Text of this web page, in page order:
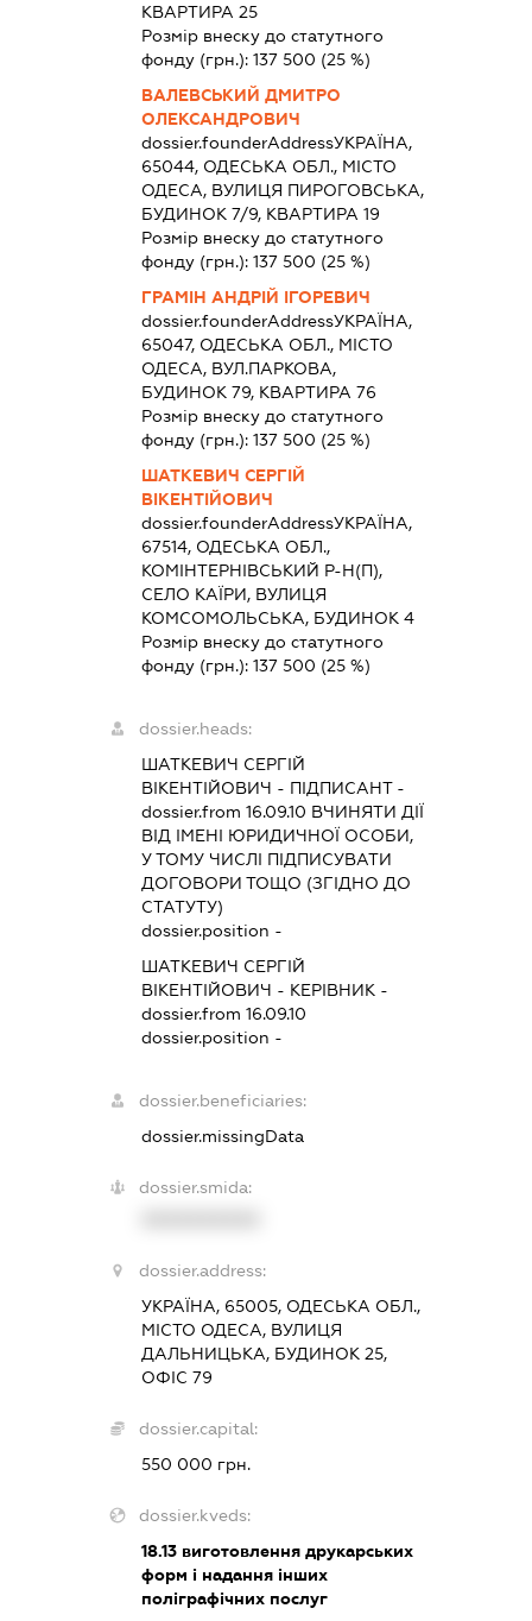
КВАРТИРА 25
Розмір внеску до статутного
фонду (грн.): 137 500 (25 %)
ВАЛЕВСЬКИЙ ДМИТРО
ОЛЕКСАНДРОВИЧ
dossier.founderAddressУКРАЇНА,
65044, ОДЕСЬКА ОБЛ., МІСТО
ОДЕСА, ВУЛИЦЯ ПИРОГОВСЬКА,
БУДИНОК 7/9, КВАРТИРА 19
Розмір внеску до статутного
фонду (грн.): 137 500 (25 %)
ГРАМІН АНДРІЙ ІГОРЕВИЧ
dossier.founderAddressУКРАЇНА,
65047, ОДЕСЬКА ОБЛ., МІСТО
ОДЕСА, ВУЛ.ПАРКОВА,
БУДИНОК 79, КВАРТИРА 76
Розмір внеску до статутного
фонду (грн.): 137 500 (25 %)
ШАТКЕВИЧ СЕРГІЙ
ВІКЕНТІЙОВИЧ
dossier.founderAddressУКРАЇНА,
67514, ОДЕСЬКА ОБЛ.,
КОМІНТЕРНІВСЬКИЙ Р-Н(П),
СЕЛО КАЇРИ, ВУЛИЦЯ
КОМСОМОЛЬСЬКА, БУДИНОК 4
Розмір внеску до статутного
фонду (грн.): 137 500 (25 %)
dossier.heads:
ШАТКЕВИЧ СЕРГІЙ
ВІКЕНТІЙОВИЧ - ПІДПИСАНТ-
dossier.from 16.09.10 ВЧИНЯТИ ДІЇ
ВІД ІМЕНІ ЮРИДИЧНОЇ ОСОБИ,
У ТОМУ ЧИСЛІ ПІДПИСУВАТИ
ДОГОВОРИ ТОЩО (ЗГІДНО ДО
СТАТУТУ)
dossier.position -
ШАТКЕВИЧ СЕРГІЙ
ВІКЕНТІЙОВИЧ - КЕРІВНИК-
dossier.from 16.09.10
dossier.position -
dossier.beneficiaries:
dossier.missingData
dossier.smida:
dossier.address:
УКРАЇНА, 65005, ОДЕСЬКА ОБЛ.,
МІСТО ОДЕСА, ВУЛИЦЯ
ДАЛЬНИЦЬКА, БУДИНОК 25,
ОФІС 79
dossier.capital:
550 000 грн.
dossier.kveds:
18.13виготовлення друкарських
форм і надання інших
поліграфічних послуг